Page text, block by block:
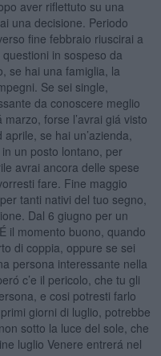
aver riflettuto su una
una decisione. Periodo
fine febbraio riuscirai a
in sospeso da
se hai una famiglia, la
Se sei single,
da conoscere meglio
forse l’avrai giá visto
se hai un’azienda,
un posto lontano, per
avrai ancora delle spese
fare. Fine maggio
tanti nativi del tuo segno,
Dal 6 giugno per un
il momento buono, quando
di coppia, oppure se sei
persona interessante nella
c’e il pericolo, che tu gli
e cosi potresti farlo
giorni di luglio, potrebbe
sotto la luce del sole, che
luglio Venere entrerá nel